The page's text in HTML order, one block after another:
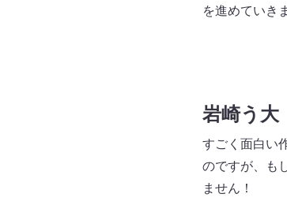
を進めていき
岩崎う大
すごく面白い
のですが、も
ません！